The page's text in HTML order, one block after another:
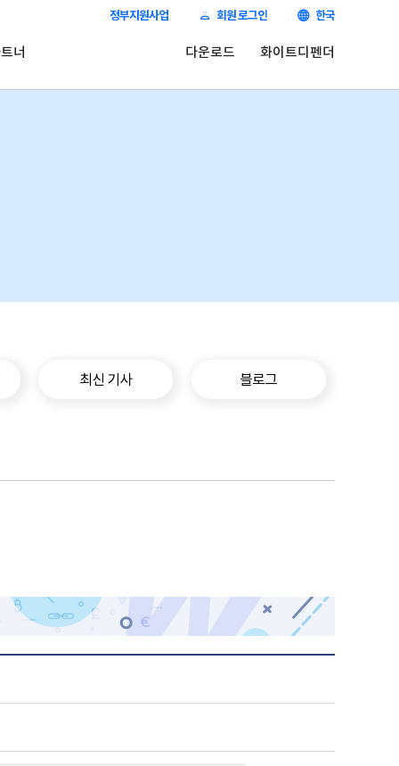
정부지원사업 회원 로그인 한국
너 다운로드 화이트디펜더
최신 기사 블로그